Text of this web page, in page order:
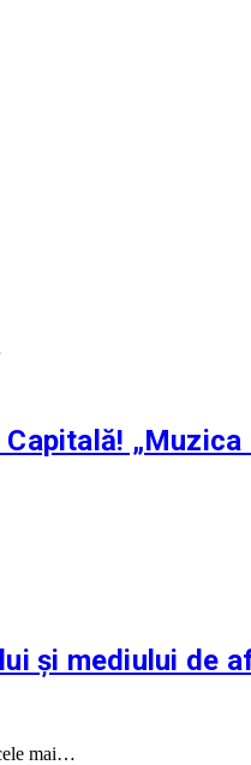
și mediului de
mai…